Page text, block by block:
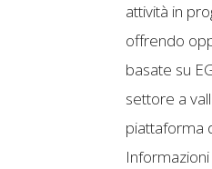
attività in
offrendo
basate su
settore a
piattaforma
Informazioni